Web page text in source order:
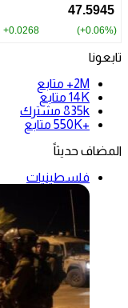
تابعونا
2M+
متابع
14K متابع
835k مشترك
+550K
متابع
المضاف حديثاً
فلسطينيات